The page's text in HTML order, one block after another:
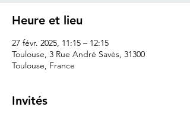
Heure et lieu
27 févr. 2025, 11:15 – 12:15
Toulouse, 3 Rue André Savès, 31300
Toulouse, France
Invités